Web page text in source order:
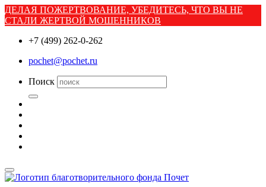
ДЕЛАЯ ПОЖЕРТВОВАНИЕ, УБЕДИТЕСЬ, ЧТО ВЫ НЕ
СТАЛИ ЖЕРТВОЙ МОШЕННИКОВ
+7 (499) 262-0-262
pochet@pochet.ru
Поиск